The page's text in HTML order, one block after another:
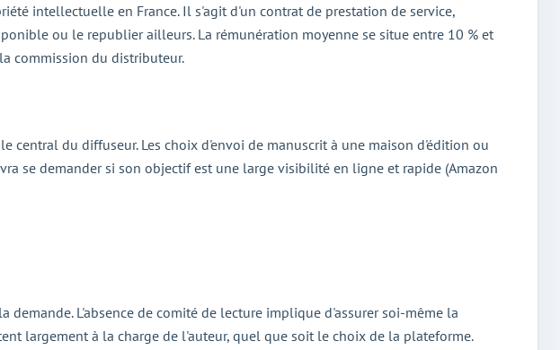
intellectuelle en France. Il s'agit d'un contrat de prestation de service,
ou le republier ailleurs. La rémunération moyenne se situe entre 10 % et
commission du distributeur.
central du diffuseur. Les choix d'envoi de manuscrit à une maison d'édition ou
se demander si son objectif est une large visibilité en ligne et rapide (Amazon
L'absence de comité de lecture implique d'assurer soi-même la
largement à la charge de l'auteur, quel que soit le choix de la plateforme.